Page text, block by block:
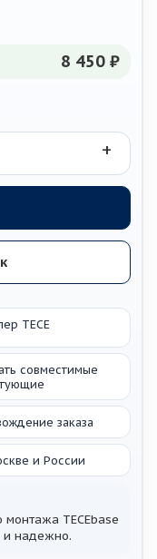
8 450 ₽
+
TECE
совместимые
заказа
и России
монтажа TECEbase
и надежно.